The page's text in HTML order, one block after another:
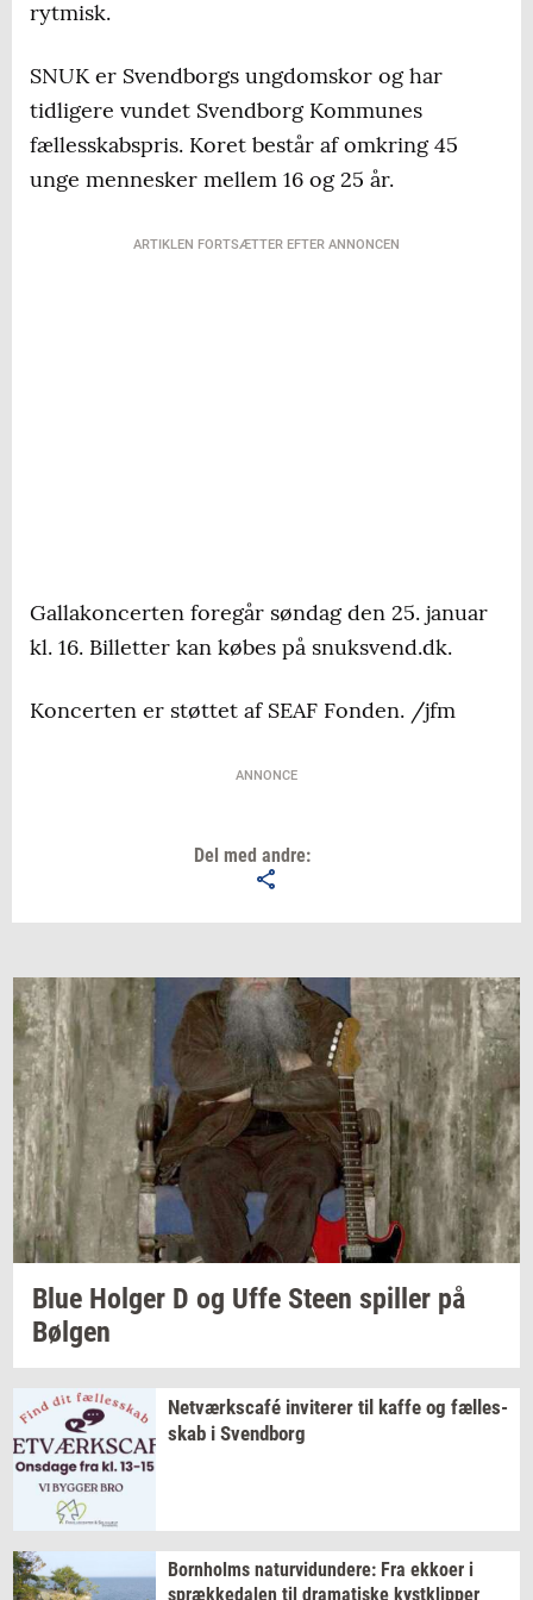
rytmisk.
SNUK er Svendborgs ungdomskor og har
tidligere vundet Svendborg Kommunes
fællesskabspris. Koret består af omkring 45
unge mennesker mellem 16 og 25 år.
ARTIKLEN FORTSÆTTER EFTER ANNONCEN
Gallakoncerten foregår søndag den 25. januar
kl. 16. Billetter kan købes på snuksvend.dk.
Koncerten er støttet af SEAF Fonden. /jfm
ANNONCE
Del med andre:
Blue Hol­ger D og Uffe Steen spil­ler på
Bøl­gen
Netværkscafé in­vi­te­rer til kaffe og fæl­les­
skab i Svend­borg
Born­holms na­tur­vi­dun­de­re: Fra ek­ko­er i
spræk­ke­da­len til dra­ma­ti­ske kyst­klip­per